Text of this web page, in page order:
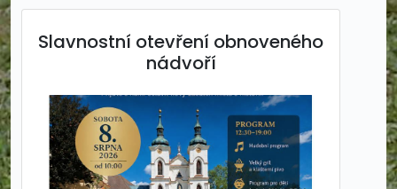
Slavnostní otevření obnoveného
nádvoří